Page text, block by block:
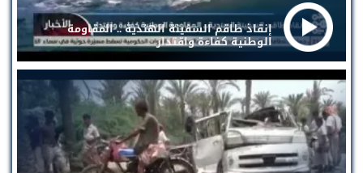
إنقاذ طاقم السفينة الهندية .. المقاومة
الوطنية كفاءة واقتدار